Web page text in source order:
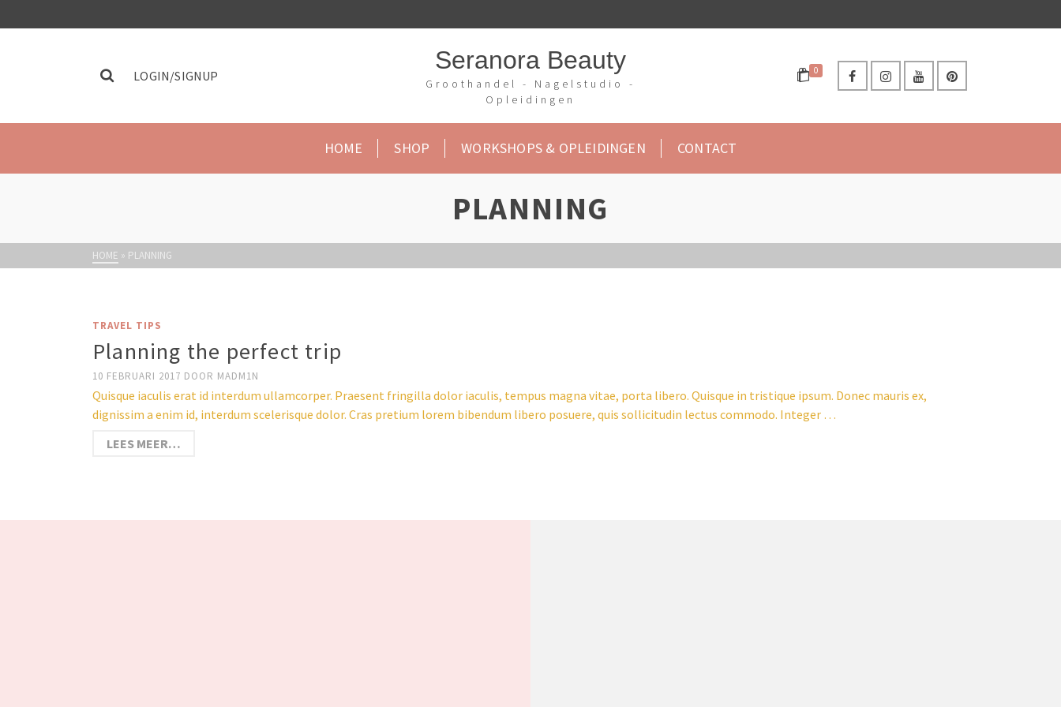
LOGIN/SIGNUP
Seranora Beauty
Groothandel - Nagelstudio -
Opleidingen
0
HOME SHOP WORKSHOPS & OPLEIDINGEN CONTACT
PLANNING
HOME » PLANNING
TRAVEL TIPS
Planning the perfect trip
10 FEBRUARI 2017 DOOR MADM1N
Quisque iaculis erat id interdum ullamcorper. Praesent fringilla dolor iaculis, tempus magna vitae, porta libero. Quisque in tristique ipsum. Donec mauris ex,
dignissim a enim id, interdum scelerisque dolor. Cras pretium lorem bibendum libero posuere, quis sollicitudin lectus commodo. Integer …
LEES MEER…